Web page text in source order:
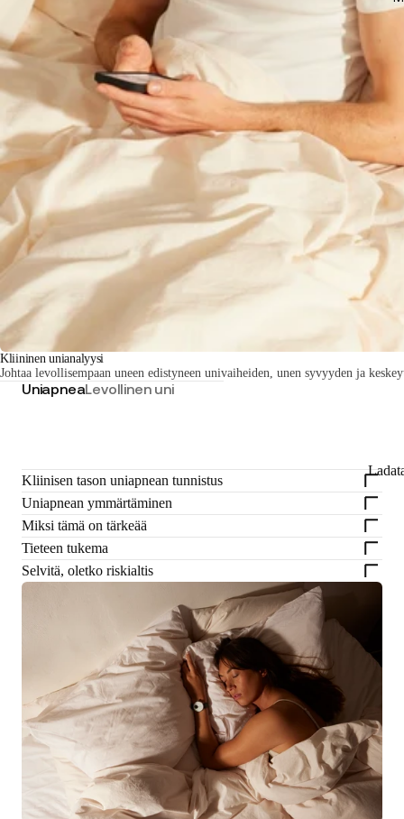
Kliininen unianalyysi
Johtaa levollisempaan uneen edistyneen univaiheiden, unen syvyyden ja
UniapneaLevollinen uni
Kliinisen tason uniapnean tunnistus
Uniapnean ymmärtäminen
Miksi tämä on tärkeää
Tieteen tukema
Selvitä, oletko riskialtis